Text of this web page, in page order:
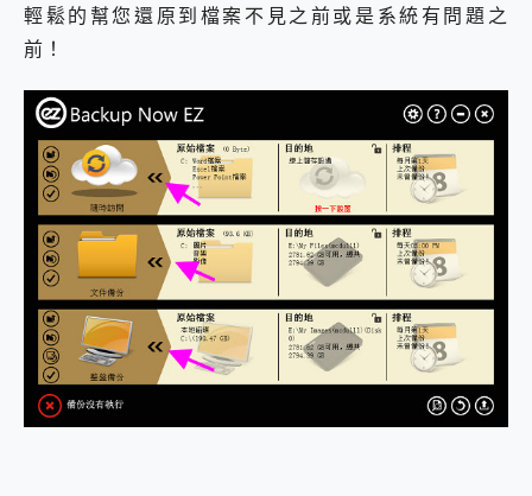
輕鬆的幫您還原到檔案不見之前或是系統有問題之
前！